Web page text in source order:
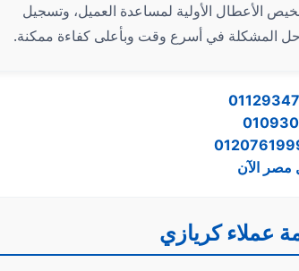
الأعطال الأولية لمساعدة العميل، وتسجيل
حل المشكلة في أسرع وقت وبأعلى كفاءة ممكنة.
مصر الآن
عملاء كريازي